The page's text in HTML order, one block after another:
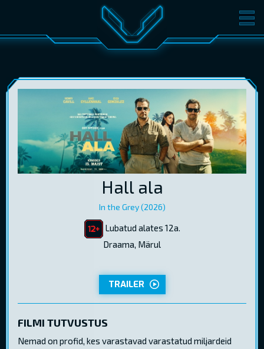
FILMID PILETID
KONVERENTS V-KLUBI
KINKEKAARDID
Hall ala
In the Grey (2026)
Lubatud alates 12a.
Draama, Märul
TRAILER
FILMI TUTVUSTUS
Nemad on profid, kes varastavad varastatud miljardeid